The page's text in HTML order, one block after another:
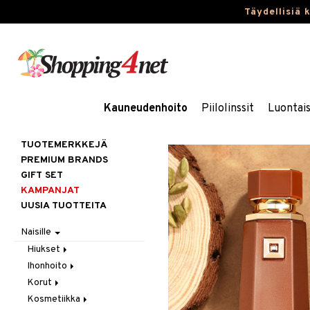
Täydellisiä
Kauneudenhoito Piilolinssit
TUOTEMERKKEJÄ
PREMIUM BRANDS
GIFT SET
KAMPANJAT
UUSIA TUOTTEITA
Naisille
Hiukset
Gift Set
Harjat / Kammat
Hiuskuurit
Ihonhoito
Aurinkotuotteet
Erikoistuotteet
Korut
Kaulakorut
Kosmetiikka